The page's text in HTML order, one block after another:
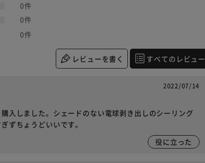
0件
0件
0件
レビューを書く すべてのレビュー
2022/07/14
入しました。シェードのない電球剥き出しのシーリング
ずちょうどいいです。
役に立った